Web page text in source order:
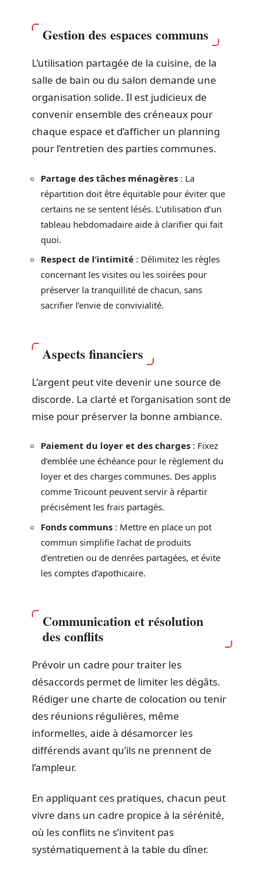
Gestion des espaces communs
L’utilisation partagée de la cuisine, de la
salle de bain ou du salon demande une
organisation solide. Il est judicieux de
convenir ensemble des créneaux pour
chaque espace et d’afficher un planning
pour l’entretien des parties communes.
Partage des tâches ménagères : La
répartition doit être équitable pour éviter que
certains ne se sentent lésés. L’utilisation d’un
tableau hebdomadaire aide à clarifier qui fait
quoi.
Respect de l’intimité : Délimitez les règles
concernant les visites ou les soirées pour
préserver la tranquillité de chacun, sans
sacrifier l’envie de convivialité.
Aspects financiers
L’argent peut vite devenir une source de
discorde. La clarté et l’organisation sont de
mise pour préserver la bonne ambiance.
Paiement du loyer et des charges : Fixez
d’emblée une échéance pour le règlement du
loyer et des charges communes. Des applis
comme Tricount peuvent servir à répartir
précisément les frais partagés.
Fonds communs : Mettre en place un pot
commun simplifie l’achat de produits
d’entretien ou de denrées partagées, et évite
les comptes d’apothicaire.
Communication et résolution
des conflits
Prévoir un cadre pour traiter les
désaccords permet de limiter les dégâts.
Rédiger une charte de colocation ou tenir
des réunions régulières, même
informelles, aide à désamorcer les
différends avant qu’ils ne prennent de
l’ampleur.
En appliquant ces pratiques, chacun peut
vivre dans un cadre propice à la sérénité,
où les conflits ne s’invitent pas
systématiquement à la table du dîner.